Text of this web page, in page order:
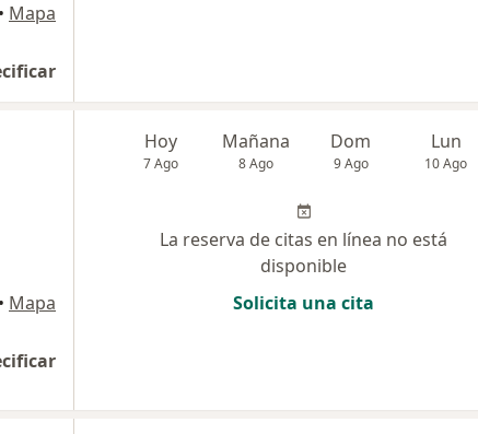
• Mapa
• Mapa
Hoy
7 Ago
Mañana
8 Ago
Dom
9 Ago
Lun
10 Ago
La reserva de citas en línea no está
disponible
Solicita una cita